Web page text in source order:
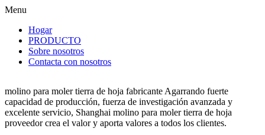
Menu
Hogar
PRODUCTO
Sobre nosotros
Contacta con nosotros
molino para moler tierra de hoja fabricante Agarrando fuerte
capacidad de producción, fuerza de investigación avanzada y
excelente servicio, Shanghai molino para moler tierra de hoja
proveedor crea el valor y aporta valores a todos los clientes.